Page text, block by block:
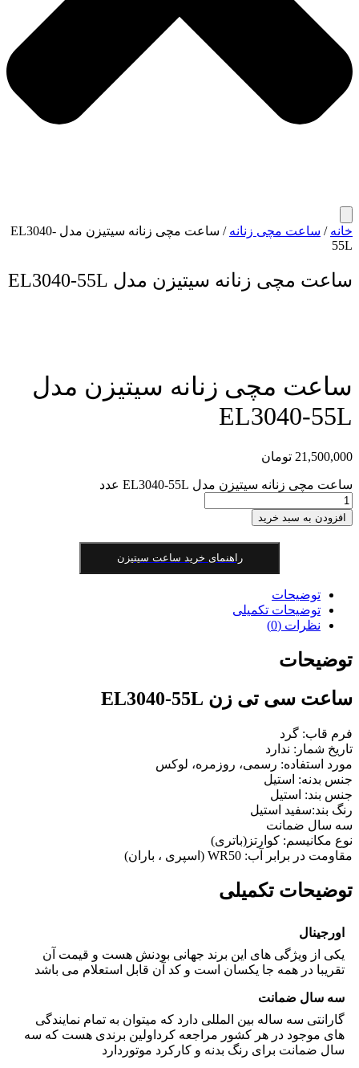
خانه/ساعت مچی زنانه
/ ساعت مچی زنانه سیتیزن مدل EL3040-
55L
ساعت مچی زنانه سیتیزن مدل EL3040-55L
ساعت مچی زنانه سیتیزن مدل
EL3040-55L
21,500,000 تومان
ساعت مچی زنانه سیتیزن مدل EL3040-55L عدد
افزودن به سبد خرید
راهنمای خرید ساعت سیتیزن
توضیحات
توضیحات تکمیلی
نظرات (0)
توضیحات
ساعت سی تی زن EL3040-55L
فرم قاب: گرد
تاریخ شمار: ندارد
مورد استفاده: رسمی، روزمره، لوکس
جنس بدنه: استیل
جنس بند: استیل
رنگ بند:سفید استیل
سه سال ضمانت
نوع مکانیسم: کوارتز(باتری)
مقاومت در برابر آب: WR50 (اسپری ، باران)
توضیحات تکمیلی
اورجینال
یکی از ویژگی های این برند جهانی بودنش هست و قیمت آن
تقریبا در همه جا یکسان است و کد آن قابل استعلام می باشد
سه سال ضمانت
گارانتی سه ساله بین المللی دارد که میتوان به تمام نمایندگی
های موجود در هر کشور مراجعه کرداولین برندی هست که سه
سال ضمانت برای رنگ بدنه و کارکرد موتوردارد